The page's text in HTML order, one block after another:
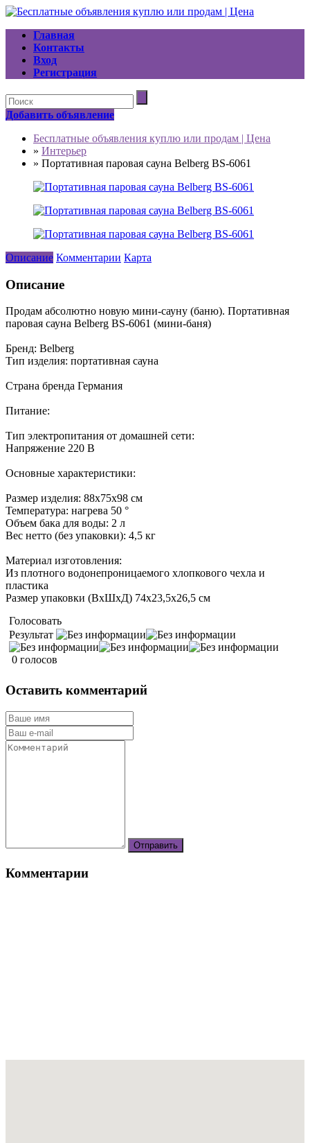
Главная
Контакты
Вход
Регистрация
Добавить объявление
Бесплатные объявления куплю или продам | Цена
» Интерьер
» Портативная паровая сауна Belberg BS-6061
Описание Комментарии Карта
Описание
Продам абсолютно новую мини-сауну (баню). Портативная
паровая сауна Belberg BS-6061 (мини-баня)
Бренд: Belberg
Тип изделия: портативная сауна
Страна бренда Германия
Питание:
Тип электропитания от домашней сети:
Напряжение 220 В
Основные характеристики:
Размер изделия: 88х75х98 см
Температура: нагрева 50 °
Объем бака для воды: 2 л
Вес нетто (без упаковки): 4,5 кг
Материал изготовления:
Из плотного водонепроницаемого хлопкового чехла и
пластика
Размер упаковки (ВхШхД) 74х23,5х26,5 см
Голосовать
Результат
0 голосов
Оставить комментарий
Комментарии